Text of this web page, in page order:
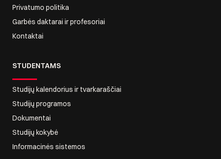
Privatumo politika
Garbės daktarai ir profesoriai
Kontaktai
STUDENTAMS
Studijų kalendorius ir tvarkaraščiai
Studijų programos
Dokumentai
Studijų kokybė
Informacinės sistemos